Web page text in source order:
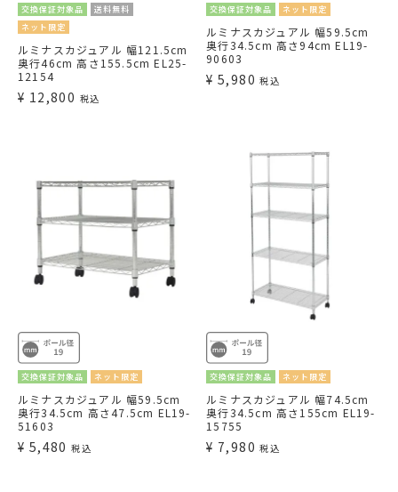
交換保証対象品
送料無料
ネット限定
ルミナスカジュアル 幅121.5cm
奥行46cm 高さ155.5cm EL25-
12154
¥ 12,800 税込
交換保証対象品 ネット限定
ルミナスカジュアル 幅59.5cm
奥行34.5cm 高さ94cm EL19-
90603
¥ 5,980 税込
交換保証対象品 ネット限定
ルミナスカジュアル 幅59.5cm
奥行34.5cm 高さ47.5cm EL19-
51603
¥ 5,480 税込
交換保証対象品 ネット限定
ルミナスカジュアル 幅74.5cm
奥行34.5cm 高さ155cm EL19-
15755
¥ 7,980 税込